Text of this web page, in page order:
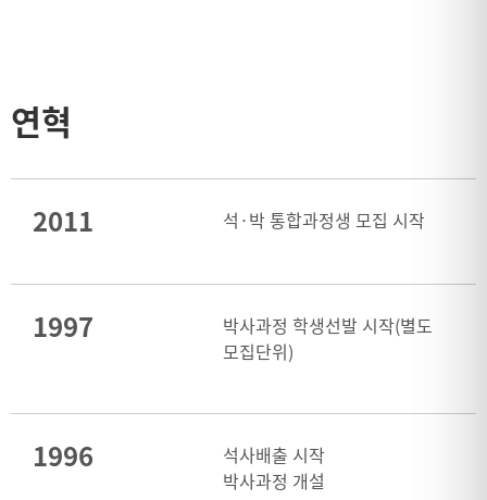
연혁
2011 석·박 통합과정생 모집 시작
1997
박사과정 학생선발 시작(별도
모집단위)
1996
석사배출 시작
박사과정 개설